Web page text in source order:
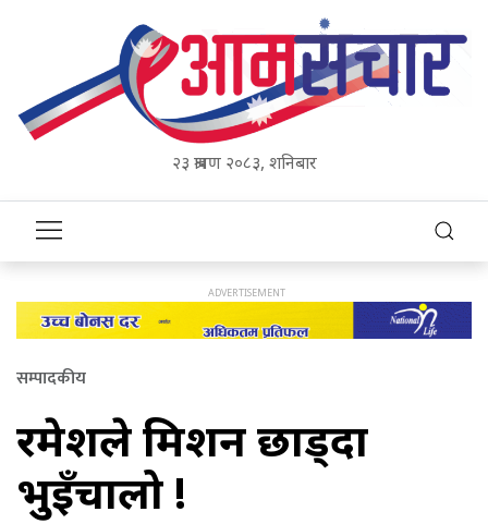
२३ श्रावण २०८३, शनिबार
सम्पादकीय
रमेशले मिशन छाड्दा
भुइँचालो !